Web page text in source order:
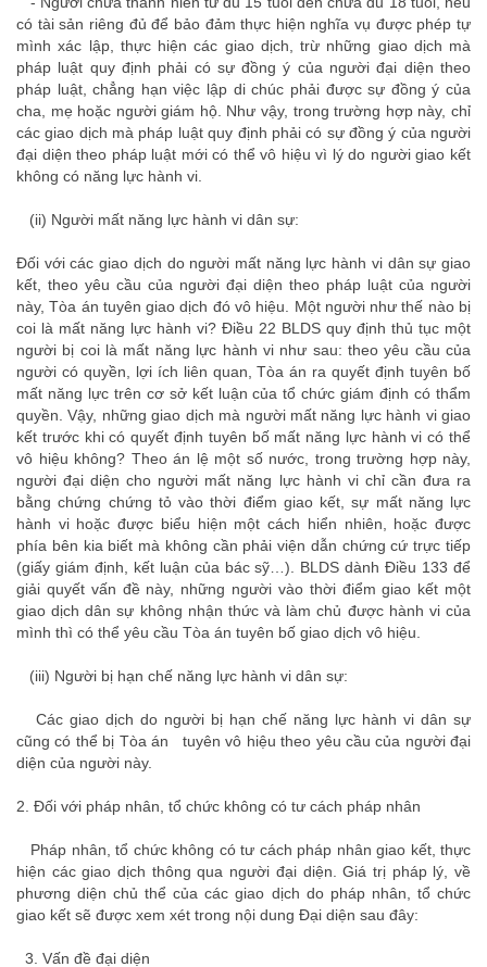
có tài sản riêng đủ để bảo đảm thực hiện nghĩa vụ được phép tự
mình xác lập, thực hiện các giao dịch, trừ những giao dịch mà
pháp luật quy định phải có sự đồng ý của người đại diện theo
pháp luật, chẳng hạn việc lập di chúc phải được sự đồng ý của
cha, mẹ hoặc người giám hộ. Như vậy, trong trường hợp này, chỉ
các giao dịch mà pháp luật quy định phải có sự đồng ý của người
đại diện theo pháp luật mới có thể vô hiệu vì lý do người giao kết
không có năng lực hành vi.
(ii) Người mất năng lực hành vi dân sự:
Đối với các giao dịch do người mất năng lực hành vi dân sự giao
kết, theo yêu cầu của người đại diện theo pháp luật của người
này, Tòa án tuyên giao dịch đó vô hiệu. Một người như thế nào bị
coi là mất năng lực hành vi? Điều 22 BLDS quy định thủ tục một
người bị coi là mất năng lực hành vi như sau: theo yêu cầu của
người có quyền, lợi ích liên quan, Tòa án ra quyết định tuyên bố
mất năng lực trên cơ sở kết luận của tổ chức giám định có thẩm
quyền. Vậy, những giao dịch mà người mất năng lực hành vi giao
kết trước khi có quyết định tuyên bố mất năng lực hành vi có thể
vô hiệu không? Theo án lệ một số nước, trong trường hợp này,
người đại diện cho người mất năng lực hành vi chỉ cần đưa ra
bằng chứng chứng tỏ vào thời điểm giao kết, sự mất năng lực
hành vi hoặc được biểu hiện một cách hiển nhiên, hoặc được
phía bên kia biết mà không cần phải viện dẫn chứng cứ trực tiếp
(giấy giám định, kết luận của bác sỹ…). BLDS dành Điều 133 để
giải quyết vấn đề này, những người vào thời điểm giao kết một
giao dịch dân sự không nhận thức và làm chủ được hành vi của
mình thì có thể yêu cầu Tòa án tuyên bố giao dịch vô hiệu.
(iii) Người bị hạn chế năng lực hành vi dân sự:
Các giao dịch do người bị hạn chế năng lực hành vi dân sự
cũng có thể bị Tòa án tuyên vô hiệu theo yêu cầu của người đại
diện của người này.
2. Đối với pháp nhân, tổ chức không có tư cách pháp nhân
Pháp nhân, tổ chức không có tư cách pháp nhân giao kết, thực
hiện các giao dịch thông qua người đại diện. Giá trị pháp lý, về
phương diện chủ thể của các giao dịch do pháp nhân, tổ chức
giao kết sẽ được xem xét trong nội dung Đại diện sau đây:
3. Vấn đề đại diện